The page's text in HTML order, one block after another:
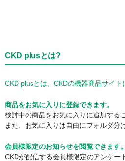
CKD plusとは?
CKD plusとは、CKDの機器商品サイ
商品をお気に入りに登録できます。
検討中の商品をお気に入りに追加する
また、お気に入りは自由にフォルダ
会員様限定のお知らせを閲覧できます
CKDが配信する会員様限定のアンケー